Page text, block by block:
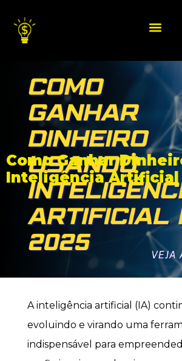
Como Ganhar
Inteligência Artificial
A inteligência artificial (IA)
evoluindo e virando uma
indispensável para